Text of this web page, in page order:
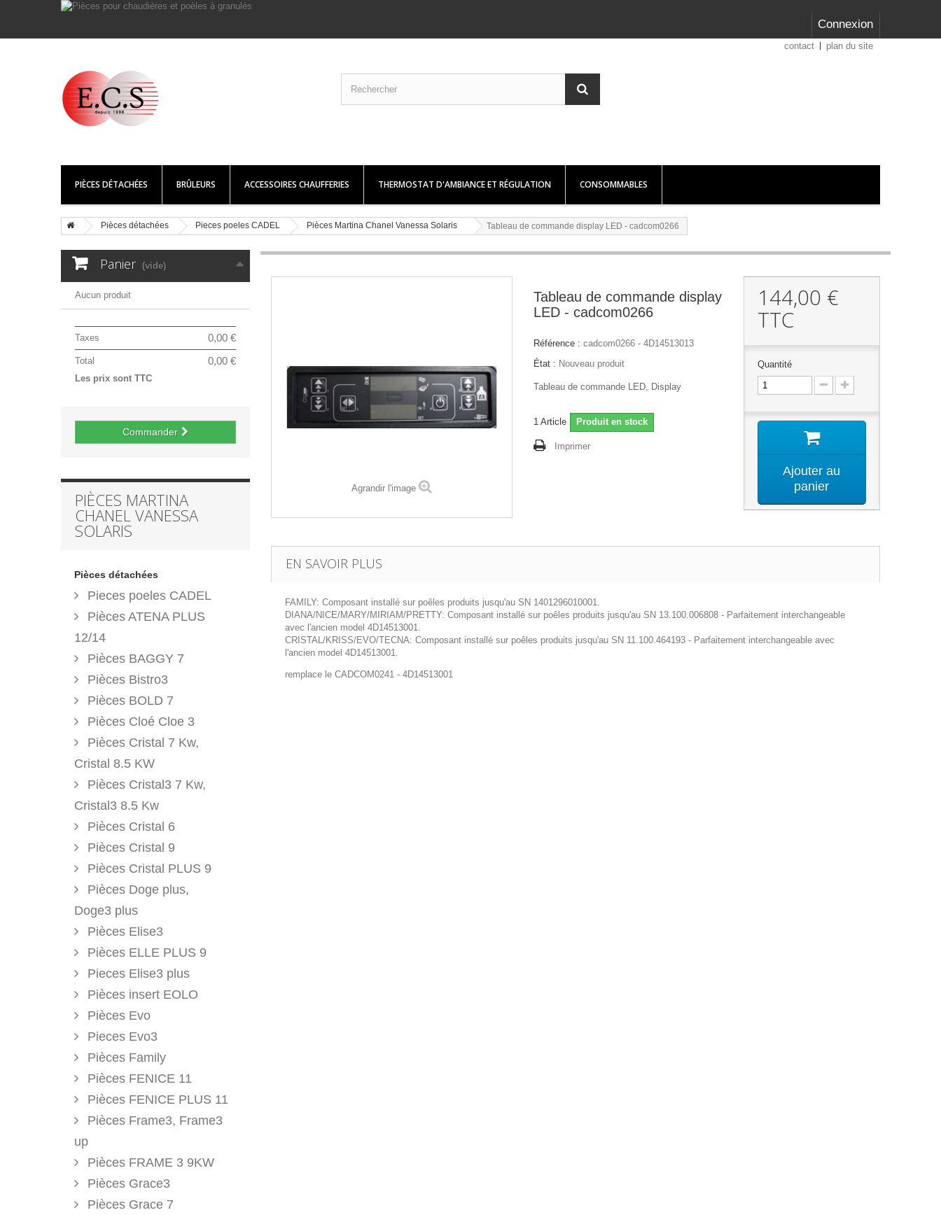
Connexion
contact plan du site
PIÈCES DÉTACHÉES BRÛLEURS ACCESSOIRES CHAUFFERIES THERMOSTAT D'AMBIANCE ET RÉGULATION CONSOMMABLES
Pièces détachées Pieces poeles CADEL Pièces Martina Chanel Vanessa Solaris Tableau de commande display LED - cadcom0266
Panier (vide)
Aucun produit
0,00 €
Taxes
0,00 €
Total
Les prix sont TTC
Commander
PIÈCES MARTINA
CHANEL VANESSA
SOLARIS
Pièces détachées
Pieces poeles CADEL
Pièces ATENA PLUS
12/14
Pièces BAGGY 7
Pièces Bistro3
Pièces BOLD 7
Pièces Cloé Cloe 3
Pièces Cristal 7 Kw,
Cristal 8.5 KW
Pièces Cristal3 7 Kw,
Cristal3 8.5 Kw
Pièces Cristal 6
Pièces Cristal 9
Pièces Cristal PLUS 9
Pièces Doge plus,
Doge3 plus
Pièces Elise3
Pièces ELLE PLUS 9
Pieces Elise3 plus
Pièces insert EOLO
Pièces Evo
Pieces Evo3
Pièces Family
Pièces FENICE 11
Pièces FENICE PLUS 11
Pièces Frame3, Frame3
up
Pièces FRAME 3 9KW
Pièces Grace3
Pièces Grace 7
Agrandir l'image
Tableau de commande display
LED - cadcom0266
Référence : cadcom0266 - 4D14513013
État : Nouveau produit
Tableau de commande LED, Display
1 Article Produit en stock
Imprimer
144,00 €
TTC
Quantité
Ajouter au
panier
EN SAVOIR PLUS
FAMILY: Composant installé sur poêles produits jusqu'au SN 1401296010001.
DIANA/NICE/MARY/MIRIAM/PRETTY: Composant installé sur poêles produits jusqu'au SN 13.100.006808 - Parfaitement interchangeable
avec l'ancien model 4D14513001.
CRISTAL/KRISS/EVO/TECNA: Composant installé sur poêles produits jusqu'au SN 11.100.464193 - Parfaitement interchangeable avec
l'ancien model 4D14513001.
remplace le CADCOM0241 - 4D14513001